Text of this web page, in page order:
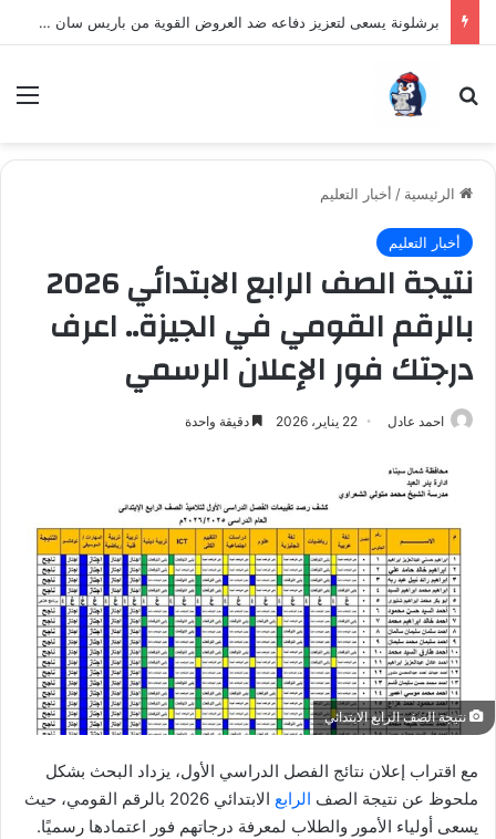
برشلونة يسعى لتعزيز دفاعه ضد العروض القوية من باريس سان جيرمان لنجم الأرجنتين
بحث عن
الرئيسية / أخبار التعليم
أخبار التعليم
نتيجة الصف الرابع الابتدائي 2026
بالرقم القومي في الجيزة.. اعرف
درجتك فور الإعلان الرسمي
احمد عادل 22 يناير، 2026 دقيقة واحدة
نتيجة الصف الرابع الابتدائي
مع اقتراب إعلان نتائج الفصل الدراسي الأول، يزداد البحث بشكل
ملحوظ عن نتيجة الصف الرابع
الابتدائي 2026 بالرقم القومي، حيث
يسعى أولياء الأمور والطلاب لمعرفة درجاتهم فور اعتمادها رسميًا.